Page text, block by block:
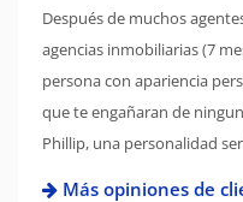
Después de muchos
agencias inmobiliarias (7
persona con apariencia
que te engañaran de
Phillip, una personalidad
Más opiniones de